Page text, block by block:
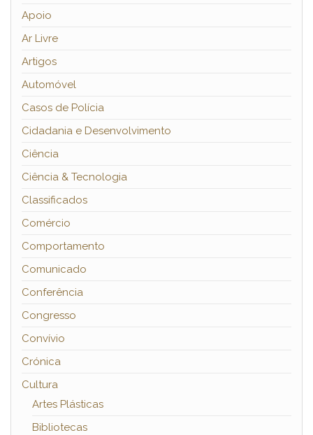
Apoio
Ar Livre
Artigos
Automóvel
Casos de Polícia
Cidadania e Desenvolvimento
Ciência
Ciência & Tecnologia
Classificados
Comércio
Comportamento
Comunicado
Conferência
Congresso
Convívio
Crónica
Cultura
Artes Plásticas
Bibliotecas